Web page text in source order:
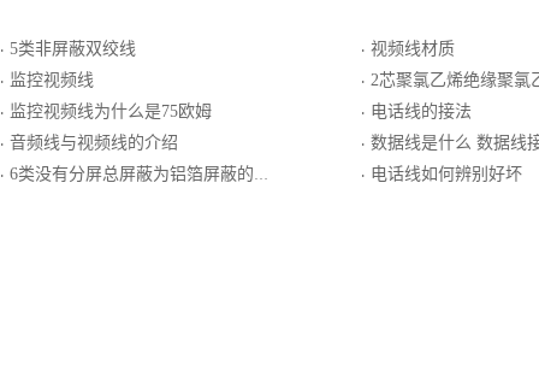
· 5类非屏蔽双绞线
· 监控视频线
· 监控视频线为什么是75欧姆
· 音频线与视频线的介绍
· 6类没有分屏总屏蔽为铝箔屏蔽的双绞线
· 视频线材质
· 2芯聚氯乙烯绝缘聚氯乙烯护
· 电话线的接法
· 数据线是什么 数据线接
· 电话线如何辨别好坏